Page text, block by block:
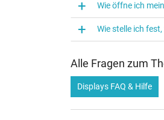
Wie öffne ich
Wie stelle ich
Alle Fragen zum
Displays FAQ & Hilfe